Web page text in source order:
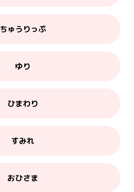
ちゅうりっぷ
ゆり
ひまわり
すみれ
おひさま